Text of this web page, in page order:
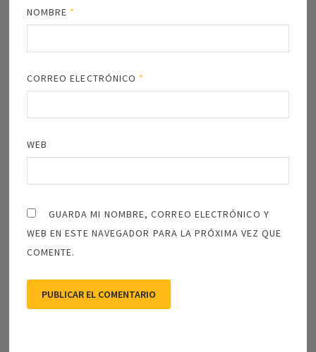
NOMBRE *
CORREO ELECTRÓNICO *
WEB
GUARDA MI NOMBRE, CORREO ELECTRÓNICO Y
WEB EN ESTE NAVEGADOR PARA LA PRÓXIMA VEZ QUE
COMENTE.